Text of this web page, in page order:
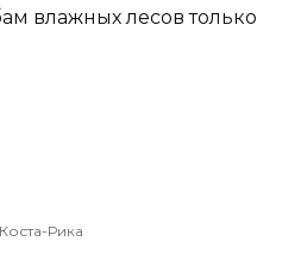
влажных лесов только
Коста-Рика